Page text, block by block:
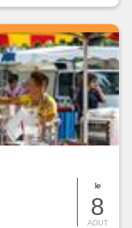
le
8
AOUT